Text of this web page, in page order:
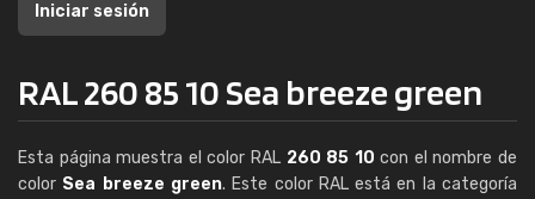
Iniciar sesión
RAL 260 85 10 Sea breeze green
Esta página muestra el color RAL 260 85 10 con el nombre de
color Sea breeze green. Este color RAL está en la categoría